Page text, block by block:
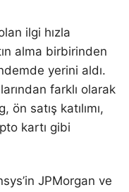
ilgi hızla
alma birbirinden
yerini aldı.
farklı olarak
satış katılımı,
kartı gibi
JPMorgan ve